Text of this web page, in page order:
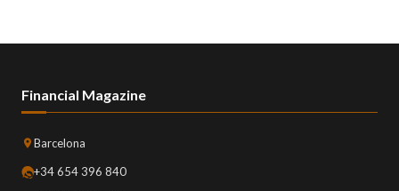
Financial Magazine
Barcelona
+34 654 396 840